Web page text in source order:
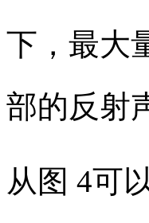
下，最大
部的反射
从 图 4可